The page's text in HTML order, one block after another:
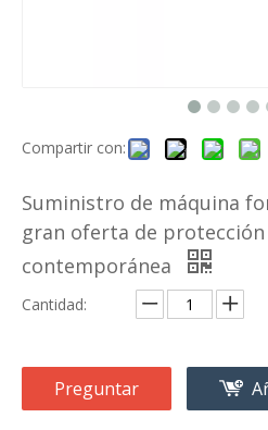
Compartir con:
Suministro de máquina
gran oferta de
contemporánea
Cantidad:
Preguntar